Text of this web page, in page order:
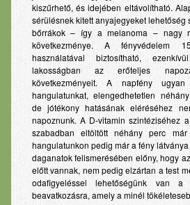
kiszűrhető, és idejében eltávolítható.
sérülésnek kitett anyajegyeket lehetőség
bőrrákok – így a melanoma – nagy
következménye. A fényvédelem
használatával biztosítható,
lakosságban az erőteljes
következményeit. A napfény
hangulatunkat, elengedhetetlen
de jótékony hatásának eléréséhez
napoznunk. A D-vitamin szintéziséhez
szabadban eltöltött néhány perc
hangulatunkon pedig már a fény
daganatok felismerésében előny, hogy
előtt vannak, nem pedig elzártan a test
odafigyeléssel lehetőségünk van
beavatkozásra, amely a minél